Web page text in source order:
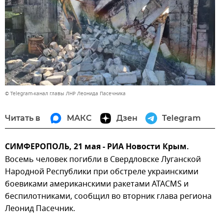
© Telegram-канал главы ЛНР Леонида Пасечника
Читать в МАКС Дзен Telegram
СИМФЕРОПОЛЬ, 21 мая - РИА Новости Крым.
Восемь человек погибли в Свердловске Луганской
Народной Республики при обстреле украинскими
боевиками американскими ракетами ATACMS и
беспилотниками, сообщил во вторник глава региона
Леонид Пасечник.